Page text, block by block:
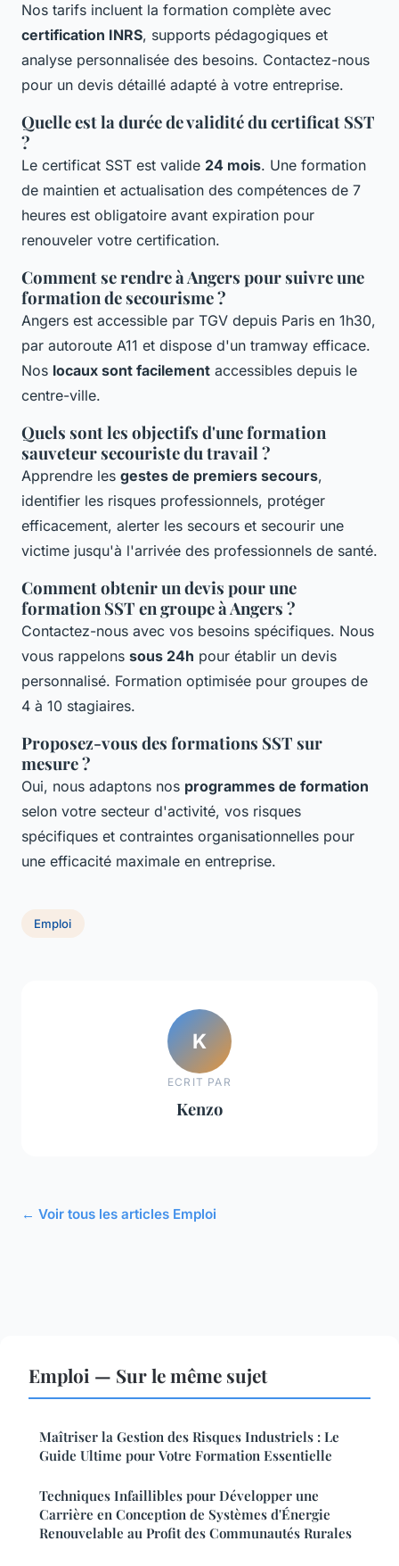
Nos tarifs incluent la formation complète avec
certification INRS, supports pédagogiques et
analyse personnalisée des besoins. Contactez-nous
pour un devis détaillé adapté à votre entreprise.
Quelle est la durée de validité du certificat SST
?
Le certificat SST est valide 24 mois. Une formation
de maintien et actualisation des compétences de 7
heures est obligatoire avant expiration pour
renouveler votre certification.
Comment se rendre à Angers pour suivre une
formation de secourisme ?
Angers est accessible par TGV depuis Paris en 1h30,
par autoroute A11 et dispose d'un tramway efficace.
Nos locaux sont facilement accessibles depuis le
centre-ville.
Quels sont les objectifs d'une formation
sauveteur secouriste du travail ?
Apprendre les gestes de premiers secours,
identifier les risques professionnels, protéger
efficacement, alerter les secours et secourir une
victime jusqu'à l'arrivée des professionnels de santé.
Comment obtenir un devis pour une
formation SST en groupe à Angers ?
Contactez-nous avec vos besoins spécifiques. Nous
vous rappelons sous 24h pour établir un devis
personnalisé. Formation optimisée pour groupes de
4 à 10 stagiaires.
Proposez-vous des formations SST sur
mesure ?
Oui, nous adaptons nos programmes de formation
selon votre secteur d'activité, vos risques
spécifiques et contraintes organisationnelles pour
une efficacité maximale en entreprise.
Emploi
K
ECRIT PAR
Kenzo
← Voir tous les articles Emploi
Emploi — Sur le même sujet
Maîtriser la Gestion des Risques Industriels : Le
Guide Ultime pour Votre Formation Essentielle
Techniques Infaillibles pour Développer une
Carrière en Conception de Systèmes d'Énergie
Renouvelable au Profit des Communautés Rurales